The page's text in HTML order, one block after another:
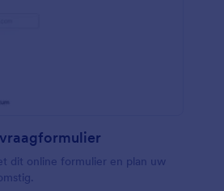
dit online formulier en plan uw